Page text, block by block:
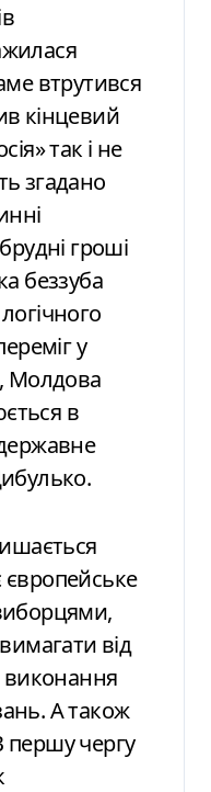
втрутився
кінцевий
так і не
згадано
гроші
беззуба
у
Молдова
в
від
виконання
А також
чергу